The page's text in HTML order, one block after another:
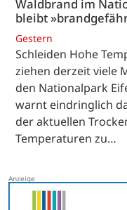
Waldbrand im
bleibt
Gestern
Schleiden Hohe
ziehen derzeit viele
den Nationalpark
warnt eindringlich
der aktuellen
Temperaturen zu…